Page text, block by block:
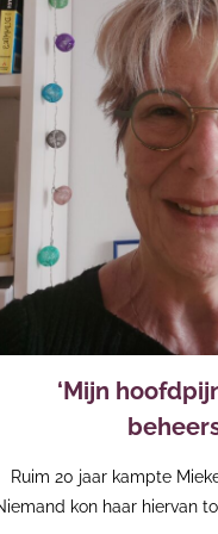
‘Mijn
Ruim 20 jaar kampte
kon haar hiervan